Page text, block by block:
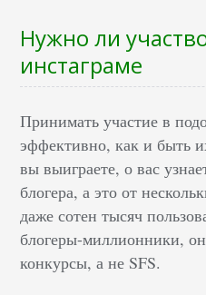
Нужно ли
инстаграме
Принимать участие в
эффективно, как и быть
вы выиграете, о вас
блогера, а это от
даже сотен тысяч
блогеры-миллионники,
конкурсы, а не SFS.